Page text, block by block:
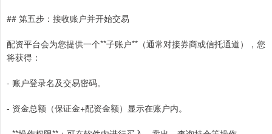
## 第五步：接收账户并开始交易
配资平台会为您提供一个**子账户**（通常对接券商或信托通道），您
将获得：
- 账户登录名及交易密码。
- 资金总额（保证金+配资金额）显示在账户内。